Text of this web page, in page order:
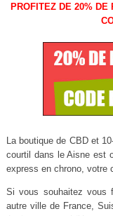
PROFITEZ DE 20% DE
La boutique de CBD et
courtil dans le Aisne est
express en chrono, votre
Si vous souhaitez vous
autre ville de France,